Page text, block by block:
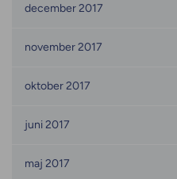
december 2017
november 2017
oktober 2017
juni 2017
maj 2017